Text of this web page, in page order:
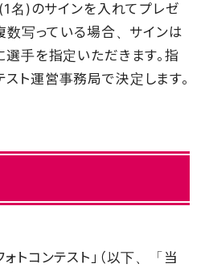
名)のサインを入れてプレゼ
数写っている場合、サインは
選手を指定いただきます。指
ト運営事務局で決定します。
トコンテスト」（以下、「当